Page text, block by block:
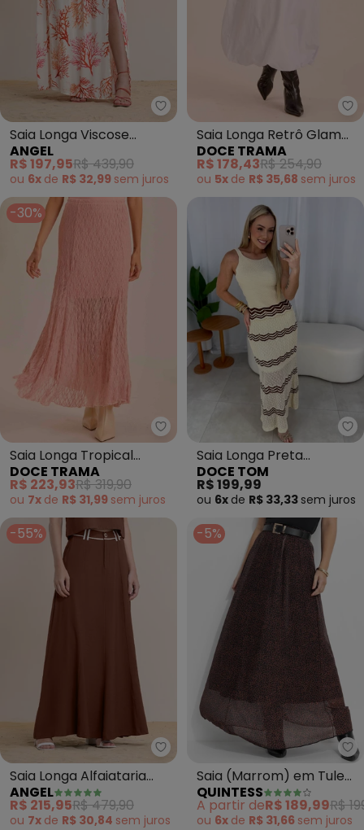
Angel - Saia Longa Viscose
Saia Longa Viscose
Estampada (Bege)
ANGEL
R$ 197,95R$ 439,90
ou 6x de R$ 32,99 sem juros
Saia Longa Retrô Glam
(Branco)
DOCE TRAMA
R$ 178,43R$ 254,90
ou 5x de R$ 35,68 sem juros
-30%
Doce Trama - Saia Longa
Saia Longa Tropical
Garden em Renda (Rosa)
DOCE TRAMA
R$ 223,93R$ 319,90
ou 7x de R$ 31,99 sem juros
Saia Longa Preta
Elegante Feminina
(Bege)
DOCE TOM
R$ 199,99
ou 6x de R$ 33,33 sem juros
-55%
Angel - Saia Longa Alfaiataria
Saia Longa Alfaiataria
(Marrom)
ANGEL
R$ 215,95R$ 479,90
ou 7x de R$ 30,84 sem juros
-5%
Saia (Marrom) em Tule
com Elastano
QUINTESS
A partir deR$ 189,99R$
ou 6x de R$ 31,66 sem juros